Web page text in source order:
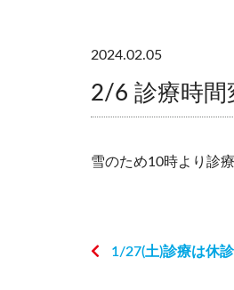
2024.02.05
2/6 診療時間
雪のため10時より診
1/27(土)診療は休